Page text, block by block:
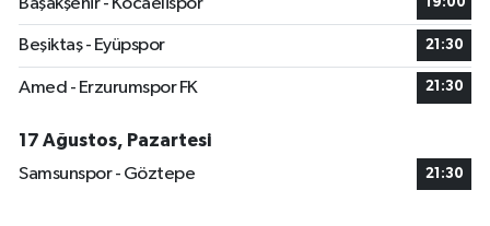
Başakşehir - Kocaelispor
19:00
Beşiktaş - Eyüpspor 21:30
Amed - Erzurumspor FK 21:30
17 Ağustos, Pazartesi
Samsunspor - Göztepe
21:30